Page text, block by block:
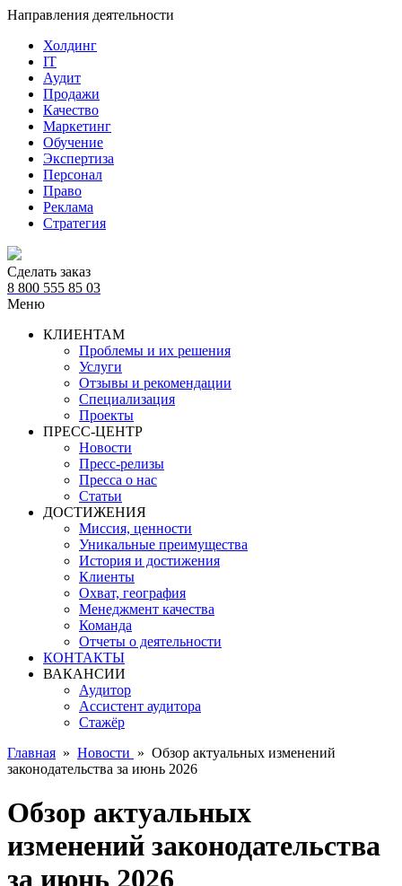
Направления деятельности
Холдинг
IT
Аудит
Продажи
Качество
Маркетинг
Обучение
Экспертиза
Персонал
Право
Реклама
Стратегия
Сделать заказ
8 800 555 85 03
Меню
КЛИЕНТАМ
Проблемы и их решения
Услуги
Отзывы и рекомендации
Специализация
Проекты
ПРЕСС-ЦЕНТР
Новости
Пресс-релизы
Пресса о нас
Статьи
ДОСТИЖЕНИЯ
Миссия, ценности
Уникальные преимущества
История и достижения
Клиенты
Охват, география
Менеджмент качества
Команда
Отчеты о деятельности
КОНТАКТЫ
ВАКАНСИИ
Аудитор
Ассистент аудитора
Стажёр
Главная » Новости » Обзор актуальных изменений
законодательства за июнь 2026
Обзор актуальных
изменений законодательства
за июнь 2026